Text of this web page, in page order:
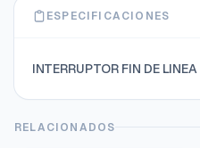
ESPECIFICACIONES
INTERRUPTOR FIN DE
RELACIONADOS